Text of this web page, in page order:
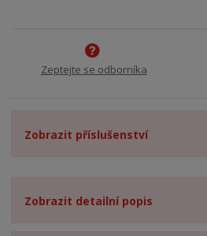
Zeptejte se odborníka
Zobrazit příslušenství
Zobrazit detailní popis